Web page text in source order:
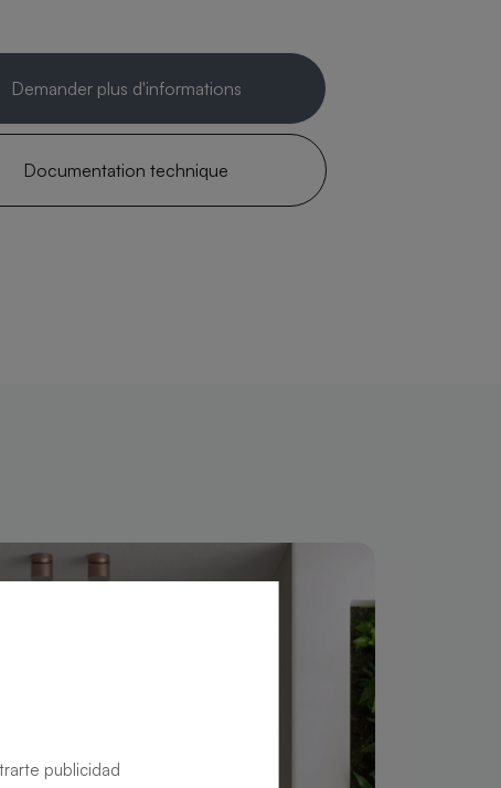
Demander plus d'informations
Documentation technique
publicidad